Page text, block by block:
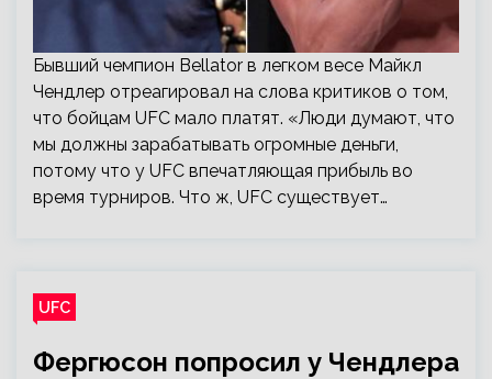
Бывший чемпион Bellator в легком весе Майкл
Чендлер отреагировал на слова критиков о том,
что бойцам UFC мало платят. «Люди думают, что
мы должны зарабатывать огромные деньги,
потому что у UFC впечатляющая прибыль во
время турниров. Что ж, UFC существует…
UFC
Фергюсон попросил у Чендлера